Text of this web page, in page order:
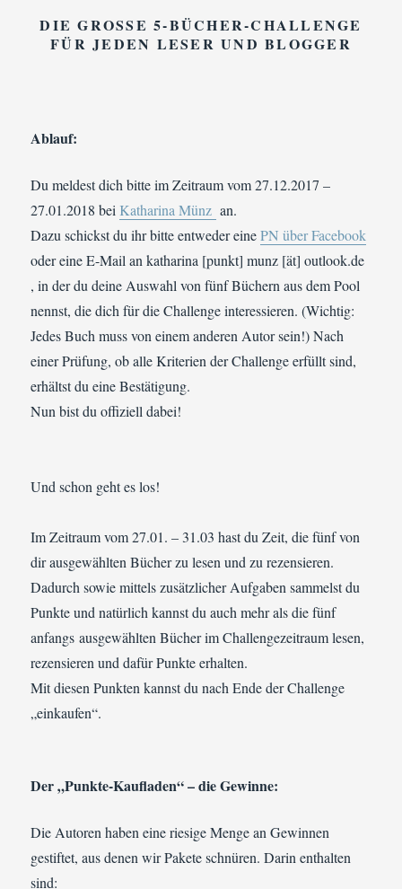
DIE GROSSE 5-BÜCHER-CHALLENGE F
ÜR JEDEN LESER UND BLOGGER
Ablauf:
Du meldest dich bitte im Zeitraum vom 27.12.2017 –
27.01.2018 bei Katharina Münz an.
Dazu schickst du ihr bitte entweder einePN über Facebook
oder eine E-Mail an katharina [punkt] munz [ät] outlook.de
, in der du deine Auswahl von fünf Büchern aus dem Pool
nennst, die dich für die Challenge interessieren. (Wichtig:
Jedes Buch muss von einem anderen Autor sein!) Nach
einer Prüfung, ob alle Kriterien der Challenge erfüllt sind,
erhältst du eine Bestätigung.
Nun bist du offiziell dabei!
Und schon geht es los!
Im Zeitraum vom 27.01. – 31.03 hast du Zeit, die fünf von
dir ausgewählten Bücher zu lesen und zu rezensieren.
Dadurch sowie mittels zusätzlicher Aufgaben sammelst du
Punkte und natürlich kannst du auch mehr als die fünf
anfangs ausgewählten Bücher im Challengezeitraum lesen,
rezensieren und dafür Punkte erhalten.
Mit diesen Punkten kannst du nach Ende der Challenge
„einkaufen“.
Der „Punkte-Kaufladen“ – die Gewinne:
Die Autoren haben eine riesige Menge an Gewinnen
gestiftet, aus denen wir Pakete schnüren. Darin enthalten
sind: